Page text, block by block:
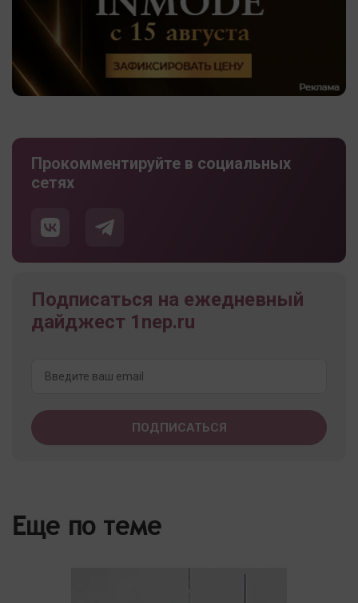
Прокомментируйте в социальных
сетях
Подписаться на ежедневный
дайджест 1nep.ru
Еще по теме